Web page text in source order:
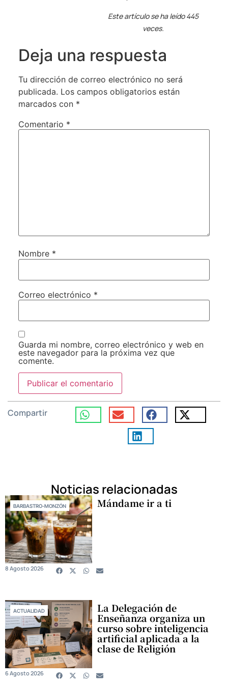
Este artículo se ha leído 445
veces.
Deja una respuesta
Tu dirección de correo electrónico no será
publicada. Los campos obligatorios están
marcados con *
Comentario *
Nombre *
Correo electrónico *
Guarda mi nombre, correo electrónico y web en
este navegador para la próxima vez que
comente.
Compartir
Noticias relacionadas
BARBASTRO-MONZÓN Mándame ir a ti
8 Agosto 2026
ACTUALIDAD La Delegación de
Enseñanza organiza un
curso sobre inteligencia
artificial aplicada a la
clase de Religión
6 Agosto 2026